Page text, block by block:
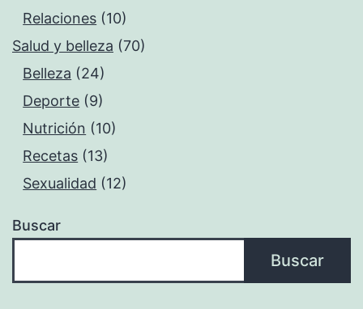
Relaciones (10)
Salud y belleza (70)
Belleza (24)
Deporte (9)
Nutrición (10)
Recetas (13)
Sexualidad (12)
Buscar
Buscar